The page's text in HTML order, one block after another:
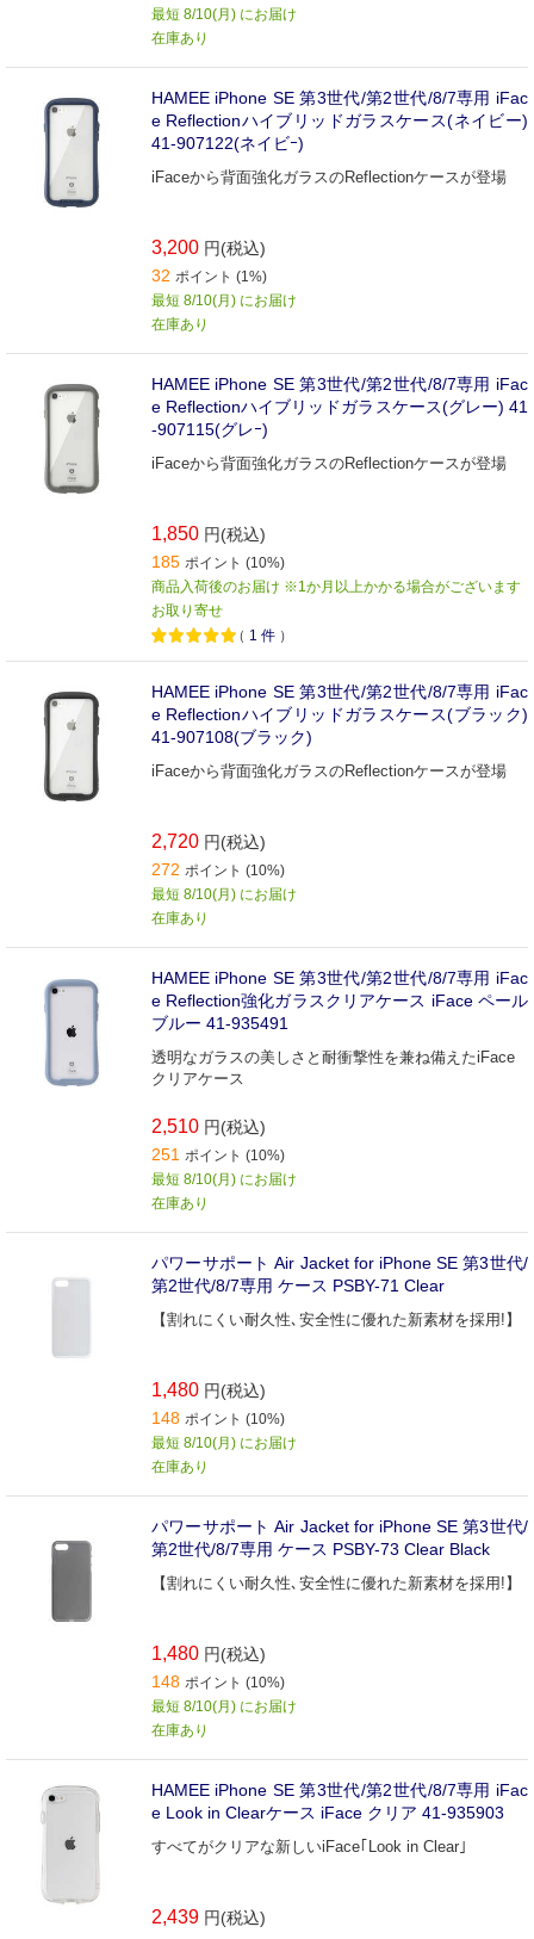
最短 8/10(月) にお届け
在庫あり
HAMEE iPhone SE 第3世代/第2世代/8/7専用 iFac
e Reflectionハイブリッドガラスケース(ネイビー)
41-907122(ネイビｰ)
iFaceから背面強化ガラスのReflectionケースが登場
3,200 円(税込)
32 ポイント (1%)
最短 8/10(月) にお届け
在庫あり
HAMEE iPhone SE 第3世代/第2世代/8/7専用 iFac
e Reflectionハイブリッドガラスケース(グレー) 41
-907115(グレｰ)
iFaceから背面強化ガラスのReflectionケースが登場
1,850 円(税込)
185 ポイント (10%)
商品入荷後のお届け ※1か月以上かかる場合がございます
お取り寄せ
（ 1 件 ）
HAMEE iPhone SE 第3世代/第2世代/8/7専用 iFac
e Reflectionハイブリッドガラスケース(ブラック)
41-907108(ブラック)
iFaceから背面強化ガラスのReflectionケースが登場
2,720 円(税込)
272 ポイント (10%)
最短 8/10(月) にお届け
在庫あり
HAMEE iPhone SE 第3世代/第2世代/8/7専用 iFac
e Reflection強化ガラスクリアケース iFace ペール
ブルー 41-935491
透明なガラスの美しさと耐衝撃性を兼ね備えたiFace
クリアケース
2,510 円(税込)
251 ポイント (10%)
最短 8/10(月) にお届け
在庫あり
パワーサポート Air Jacket for iPhone SE 第3世代/
第2世代/8/7専用 ケース PSBY-71 Clear
【割れにくい耐久性､安全性に優れた新素材を採用!】
1,480 円(税込)
148 ポイント (10%)
最短 8/10(月) にお届け
在庫あり
パワーサポート Air Jacket for iPhone SE 第3世代/
第2世代/8/7専用 ケース PSBY-73 Clear Black
【割れにくい耐久性､安全性に優れた新素材を採用!】
1,480 円(税込)
148 ポイント (10%)
最短 8/10(月) にお届け
在庫あり
HAMEE iPhone SE 第3世代/第2世代/8/7専用 iFac
e Look in Clearケース iFace クリア 41-935903
すべてがクリアな新しいiFace｢Look in Clear｣
2,439 円(税込)